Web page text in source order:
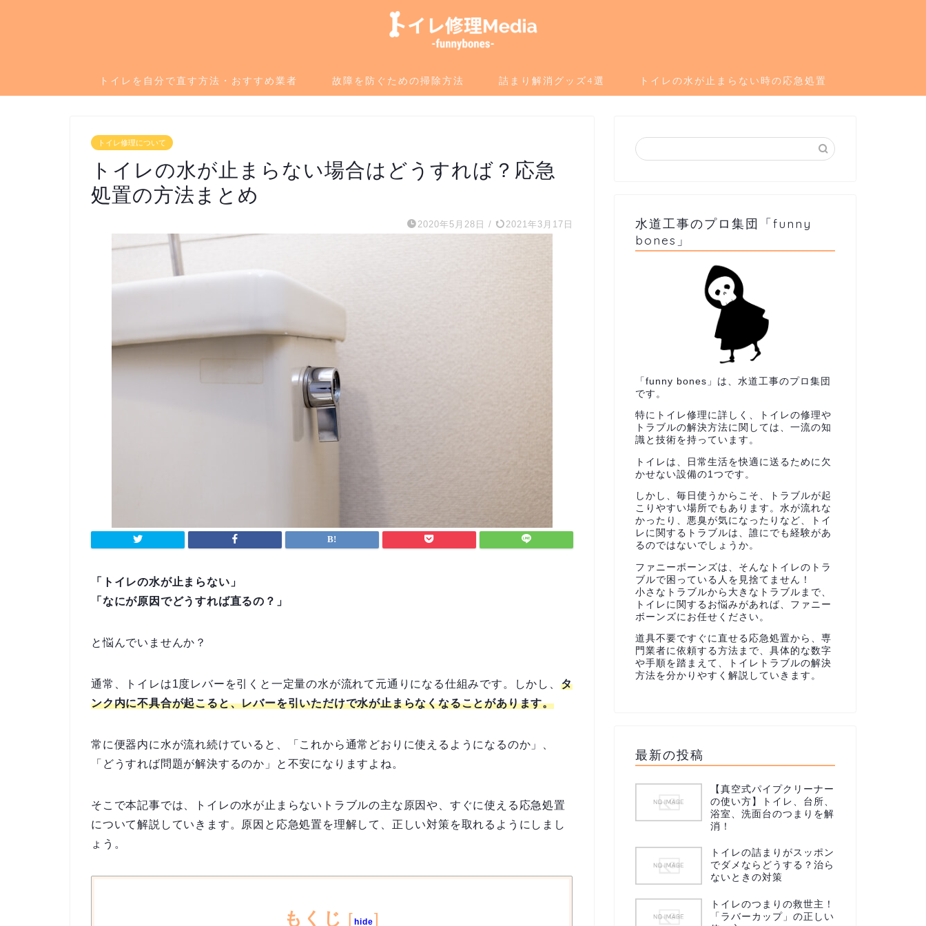
トイレを自分で直す方法・おすすめ業者 故障を防ぐための掃除方法 詰まり解消グッズ4選 トイレの水が止まらない時の応急処置
トイレ修理について
トイレの水が止まらない場合はどうすれば？応急
処置の方法まとめ
2020年5月28日 / 2021年3月17日
「トイレの水が止まらない」
「なにが原因でどうすれば直るの？」
と悩んでいませんか？
通常、トイレは1度レバーを引くと一定量の水が流れて元通りになる仕組みです。しかし、 タ
ンク内に不具合が起こると、レバーを引いただけで水が止まらなくなることがあります。
常に便器内に水が流れ続けていると、「これから通常どおりに使えるようになるのか」、
「どうすれば問題が解決するのか」と不安になりますよね。
そこで本記事では、トイレの水が止まらないトラブルの主な原因や、すぐに使える応急処置
について解説していきます。原因と応急処置を理解して、正しい対策を取れるようにしまし
ょう。
もくじ [ hide]
水道工事のプロ集団「funny
bones」
「funny bones」は、水道工事のプロ集団
です。
特にトイレ修理に詳しく、トイレの修理や
トラブルの解決方法に関しては、一流の知
識と技術を持っています。
トイレは、日常生活を快適に送るために欠
かせない設備の1つです。
しかし、毎日使うからこそ、トラブルが起
こりやすい場所でもあります。水が流れな
かったり、悪臭が気になったりなど、トイ
レに関するトラブルは、誰にでも経験があ
るのではないでしょうか。
ファニーボーンズは、そんなトイレのトラ
ブルで困っている人を見捨てません！
小さなトラブルから大きなトラブルまで、
トイレに関するお悩みがあれば、ファニー
ボーンズにお任せください。
道具不要ですぐに直せる応急処置から、専
門業者に依頼する方法まで、具体的な数字
や手順を踏まえて、トイレトラブルの解決
方法を分かりやすく解説していきます。
最新の投稿
【真空式パイプクリーナー
の使い方】トイレ、台所、
浴室、洗面台のつまりを解
消！
トイレの詰まりがスッポン
でダメならどうする？治ら
ないときの対策
トイレのつまりの救世主！
「ラバーカップ」の正しい